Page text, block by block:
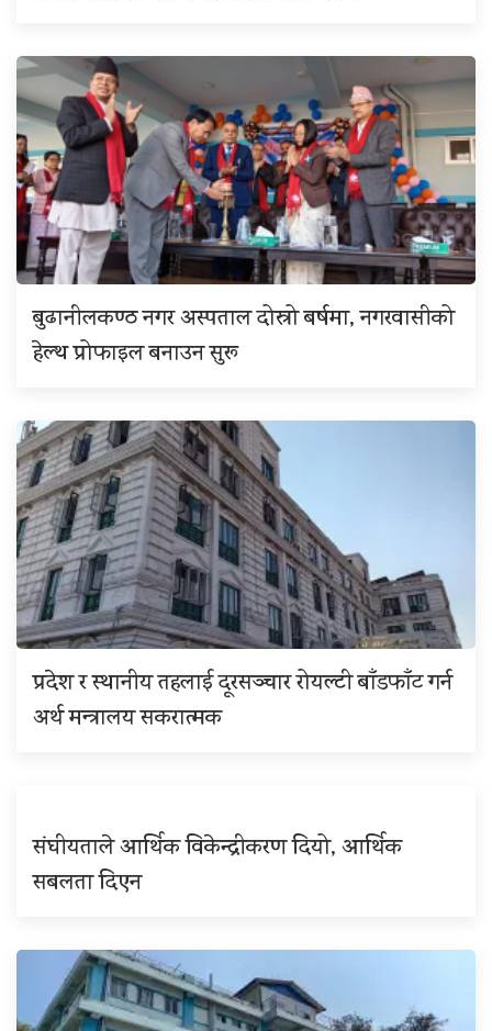
बुढानीलकण्ठ नगर अस्पताल दोस्रो बर्षमा, नगरवासीको
हेल्थ प्रोफाइल बनाउन सुरू
प्रदेश र स्थानीय तहलाई दूरसञ्चार रोयल्टी बाँडफाँट गर्न
अर्थ मन्त्रालय सकरात्मक
संघीयताले आर्थिक विकेन्द्रीकरण दियो, आर्थिक
सबलता दिएन